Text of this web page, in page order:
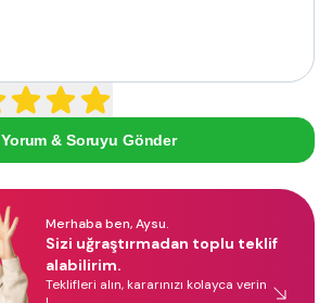
Yorum & Soruyu Gönder
Merhaba ben, Aysu.
Sizi uğraştırmadan toplu teklif
alabilirim.
Teklifleri alın, kararınızı kolayca verin